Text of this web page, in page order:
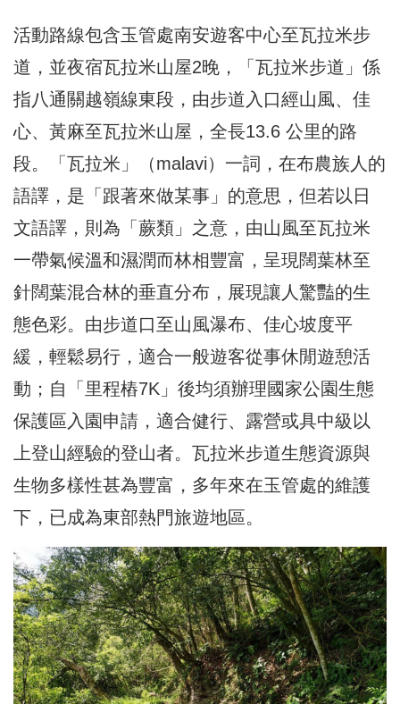
活動路線包含玉管處南安遊客中心至瓦拉米步
道，並夜宿瓦拉米山屋2晚，「瓦拉米步道」係
指八通關越嶺線東段，由步道入口經山風、佳
心、黃麻至瓦拉米山屋，全長13.6 公里的路
段。「瓦拉米」（malavi）一詞，在布農族人的
語譯，是「跟著來做某事」的意思，但若以日
文語譯，則為「蕨類」之意，由山風至瓦拉米
一帶氣候溫和濕潤而林相豐富，呈現闊葉林至
針闊葉混合林的垂直分布，展現讓人驚豔的生
態色彩。由步道口至山風瀑布、佳心坡度平
緩，輕鬆易行，適合一般遊客從事休閒遊憩活
動；自「里程樁7K」後均須辦理國家公園生態
保護區入園申請，適合健行、露營或具中級以
上登山經驗的登山者。瓦拉米步道生態資源與
生物多樣性甚為豐富，多年來在玉管處的維護
下，已成為東部熱門旅遊地區。